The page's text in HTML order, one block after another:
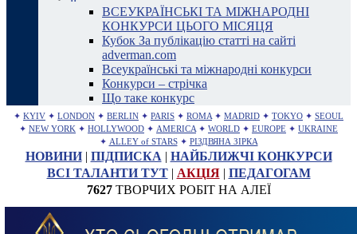
ВСЕУКРАЇНСЬКІ ТА МІЖНАРОДНІ
КОНКУРСИ ЦЬОГО МІСЯЦЯ
Кубок За публікацію статті на сайті
adverman.com
Всеукраїнські та міжнародні конкурси
Конкурси – стрічка
Що таке конкурс
✦ KYIV ✦ LONDON ✦ BERLIN ✦ PARIS ✦ ROMA ✦ MADRID ✦ TOKYO ✦ SEOUL
✦ NEW YORK ✦ HOLLYWOOD ✦ AMERICA ✦ WORLD ✦ EUROPE ✦ UKRAINE
✦ ALLEY of STARS ✦ РІЗДВЯНА ЗІРКА
НОВИНИ| ПІДПИСКА | НАЙБЛИЖЧІ КОНКУРСИ
ВСІ ТАЛАНТИ ТУТ| АКЦІЯ| ПЕДАГОГАМ
7627ТВОРЧИХ РОБІТ НА АЛЕЇ